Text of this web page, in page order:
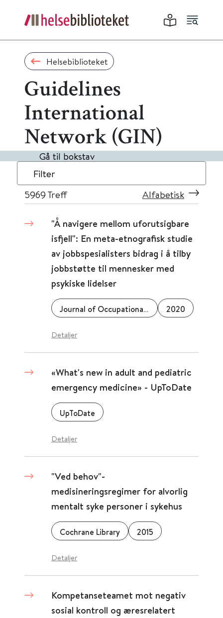
Helsebiblioteket
Guidelines
International
Network (GIN)
Gå til bokstav
Filter
5969 Treff Alfabetisk
"Å navigere mellom uforutsigbare
isfjell": En meta-etnografisk studie
av jobbspesialisters bidrag i å tilby
jobbstøtte til mennesker med
psykiske lidelser
Journal of Occupational Rehabilitation 2020
Detaljer
«What's new in adult and pediatric
emergency medicine» - UpToDate
UpToDate
Detaljer
"Ved behov"-
medisineringsregimer for alvorlig
mentalt syke personer i sykehus
Cochrane Library 2015
Detaljer
​Kompetanseteamet mot negativ
sosial kontroll og æresrelatert